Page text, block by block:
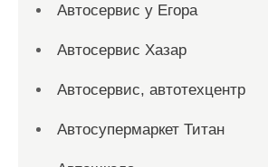
Автосервис у Егора
Автосервис Хазар
Автосервис, автотехцентр
Автосупермаркет Титан